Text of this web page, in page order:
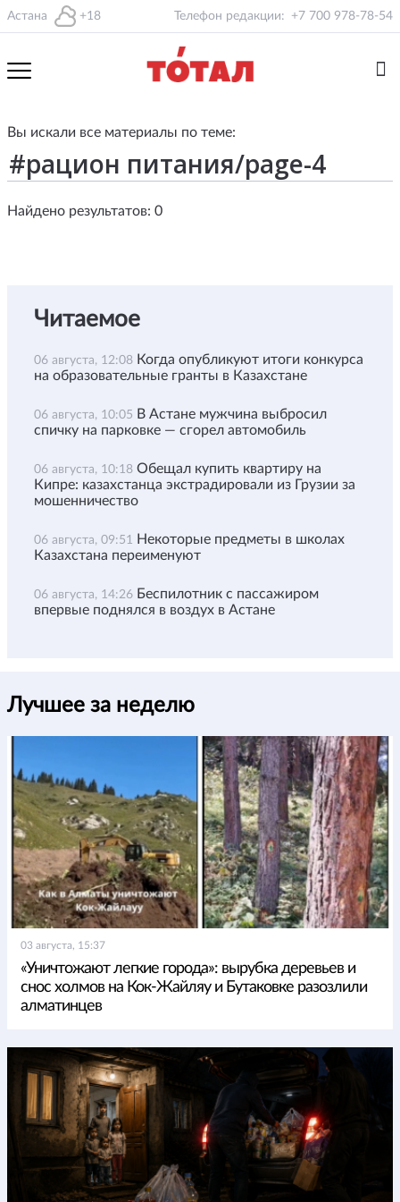
Астана +18 Телефон редакции: +7 700 978-78-54
Вы искали все материалы по теме:
Найдено результатов: 0
Читаемое
06 августа, 12:08 Когда опубликуют итоги конкурса
на образовательные гранты в Казахстане
06 августа, 10:05 В Астане мужчина выбросил
спичку на парковке — сгорел автомобиль
06 августа, 10:18 Обещал купить квартиру на
Кипре: казахстанца экстрадировали из Грузии за
мошенничество
06 августа, 09:51 Некоторые предметы в школах
Казахстана переименуют
06 августа, 14:26 Беспилотник с пассажиром
впервые поднялся в воздух в Астане
Лучшее за неделю
03 августа, 15:37
«Уничтожают легкие города»: вырубка деревьев и
снос холмов на Кок-Жайляу и Бутаковке разозлили
алматинцев